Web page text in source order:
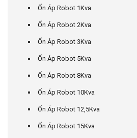
Ổn Áp Robot 1Kva
Ổn Áp Robot 2Kva
Ổn Áp Robot 3Kva
Ổn Áp Robot 5Kva
Ổn Áp Robot 8Kva
Ổn Áp Robot 10Kva
Ổn Áp Robot 12,5Kva
Ổn Áp Robot 15Kva